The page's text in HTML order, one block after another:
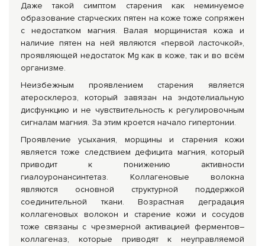
Даже такой симптом старения как неминуемое
образование старческих пятен на коже тоже сопряжен
с недостатком магния. Валая морщинистая кожа и
наличие пятен на ней являются «первой ласточкой»,
проявляющей недостаток Mg как в коже, так и во всём
организме.
Неизбежным проявлением старения является
атеросклероз, который завязан на эндотелиальную
дисфункцию и не чувствительность к регулировочным
сигналам магния. За этим кроется начало гипертонии.
Проявление усыхания, морщины и старения кожи
является тоже следствием дефицита магния, который
приводит к понижению активности
гиалоуронансинтетаз. Коллагеновые волокна
являются основной структурной поддержкой
соединительной ткани. Возрастная деградация
коллагеновых волокон и старение кожи и сосудов
тоже связаны с чрезмерной активацией ферментов–
коллагеназ, которые приводят к неуправляемой